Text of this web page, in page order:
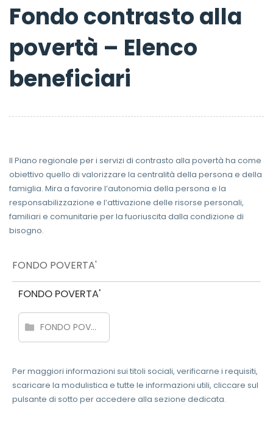
Fondo contrasto alla
povertà – Elenco
beneficiari
Il Piano regionale per i servizi di contrasto alla povertà ha come
obiettivo quello di valorizzare la centralità della persona e della
famiglia. Mira a favorire l’autonomia della persona e la
responsabilizzazione e l’attivazione delle risorse personali,
familiari e comunitarie per la fuoriuscita dalla condizione di
bisogno.
FONDO POVERTA'
FONDO POVERTA'
FONDO POVERTA' BENEFICIARI
Per maggiori informazioni sui titoli sociali, verificarne i requisiti,
scaricare la modulistica e tutte le informazioni utili, cliccare sul
pulsante di sotto per accedere alla sezione dedicata.